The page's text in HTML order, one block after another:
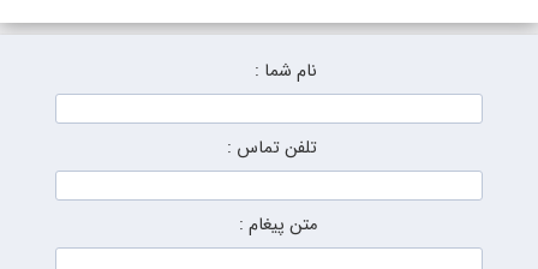
نام شما :
تلفن تماس :
متن پیغام :